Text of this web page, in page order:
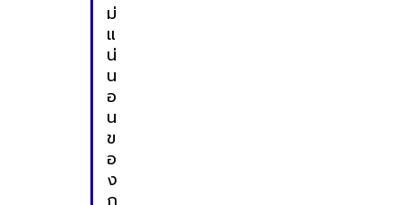
ม่
แ
น่
น
อ
น
ข
อ
ง
ก